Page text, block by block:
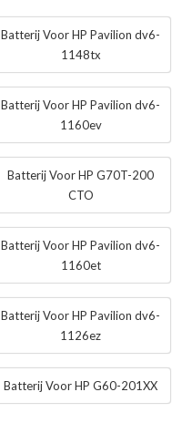
Batterij Voor HP Pavilion dv6-
1148tx
Batterij Voor HP Pavilion dv6-
1160ev
Batterij Voor HP G70T-200
CTO
Batterij Voor HP Pavilion dv6-
1160et
Batterij Voor HP Pavilion dv6-
1126ez
Batterij Voor HP G60-201XX